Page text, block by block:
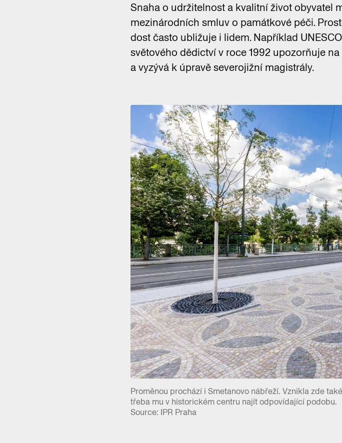
Snaha o udržitelnost a kvalitní život obyvatel
mezinárodních smluv o památkové péči.
dost často ubližuje i lidem. Například
světového dědictví v roce 1992 upozorňuje
a vyzývá k úpravě severojižní magistrály.
Proměnou prochází i Smetanovo nábřeží. Vznikla zde
třeba mu v historickém centru najít odpovídající podobu.
Source: IPR Praha